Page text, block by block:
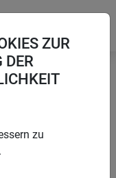
ZUR
DER
zu